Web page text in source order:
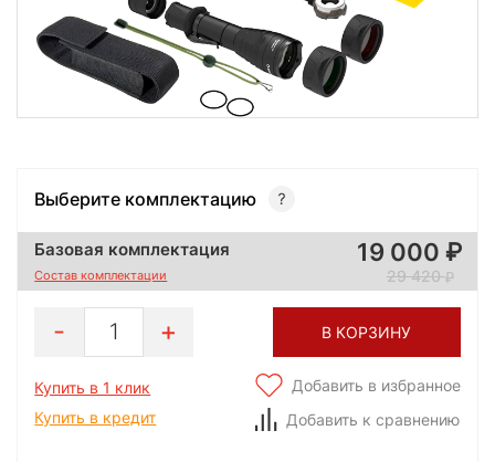
Выберите комплектацию
Базовая комплектация
Состав комплектации
19 000
29 420
1 В КОРЗИНУ
Купить в 1 клик
Купить в кредит
Добавить в избранное
Добавить к сравнению